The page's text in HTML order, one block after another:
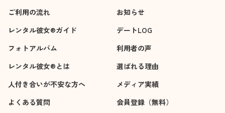
ご利用の流れ
お知らせ
レンタル彼女®ガイド
デートLOG
フォトアルバム
利用者の声
レンタル彼女®とは
選ばれる理由
人付き合いが不安な方へ
メディア実績
よくある質問
会員登録（無料）